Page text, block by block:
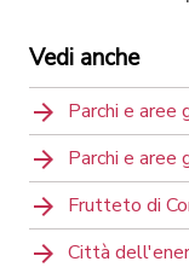
Vedi anche
Parchi e aree
Parchi e aree
Frutteto di
Città